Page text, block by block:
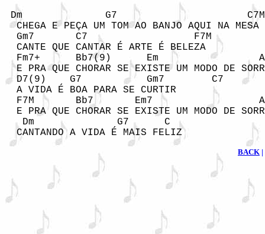
Dm              G7
  CHEGA E PEÇA UM TOM AO BANJO AQUI NA MESA
  Gm7       C7                  F7M
  CANTE QUE CANTAR É ARTE É BELEZA
Fm7+      Bb7(9)      Em
E PRA QUE CHORAR SE EXISTE UM MODO DE
  D7(9)    G7           Gm7        C7
  A VIDA É BOA PARA SE CURTIR
F7M       Bb7       Em7
E PRA QUE CHORAR SE EXISTE UM MODO DE
   Dm              G7      C
  CANTANDO A VIDA É MAIS FELIZ
BACK |